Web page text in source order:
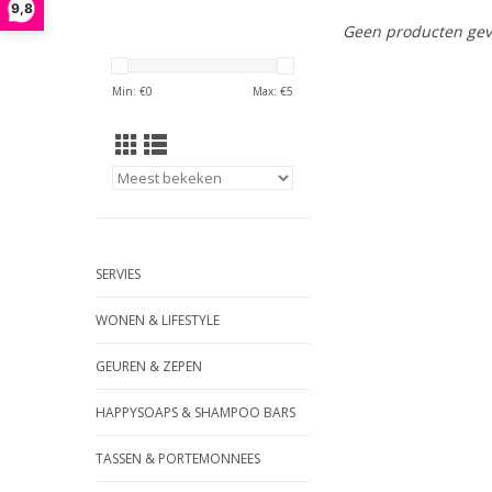
9,8
Min: €0 Max: €5
SERVIES
WONEN & LIFESTYLE
GEUREN & ZEPEN
HAPPYSOAPS & SHAMPOO BARS
TASSEN & PORTEMONNEES
Geen producten